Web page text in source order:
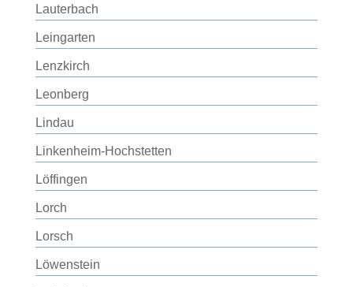
Lauterbach
Leingarten
Lenzkirch
Leonberg
Lindau
Linkenheim-Hochstetten
Löffingen
Lorch
Lorsch
Löwenstein